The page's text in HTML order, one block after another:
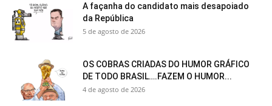
A façanha do candidato mais desapoiado
da República
5 de agosto de 2026
OS COBRAS CRIADAS DO HUMOR GRÁFICO
DE TODO BRASIL….FAZEM O HUMOR...
4 de agosto de 2026